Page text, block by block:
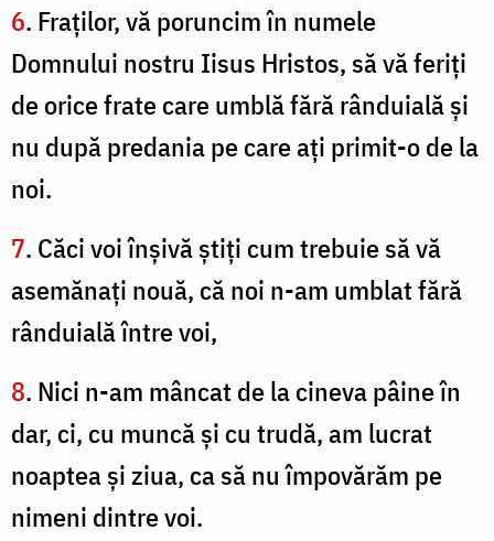
6. Fraţilor, vă poruncim în numele
Domnului nostru Iisus Hristos, să vă feriţi
de orice frate care umblă fără rânduială şi
nu după predania pe care aţi primit-o de la
noi.
7. Căci voi înşivă ştiţi cum trebuie să vă
asemănaţi nouă, că noi n-am umblat fără
rânduială între voi,
8. Nici n-am mâncat de la cineva pâine în
dar, ci, cu muncă şi cu trudă, am lucrat
noaptea şi ziua, ca să nu împovărăm pe
nimeni dintre voi.